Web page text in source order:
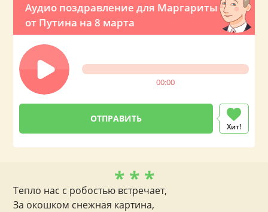
Аудио поздравление для Маргариты
от Путина на 8 марта
00:00
Хит!
* * *
Тепло нас с робостью встречает,
За окошком снежная картина,